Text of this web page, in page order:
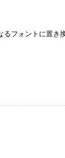
フォントに置き